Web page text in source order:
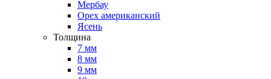
Мербау
Орех американский
Ясень
Толщина
7 мм
8 мм
9 мм